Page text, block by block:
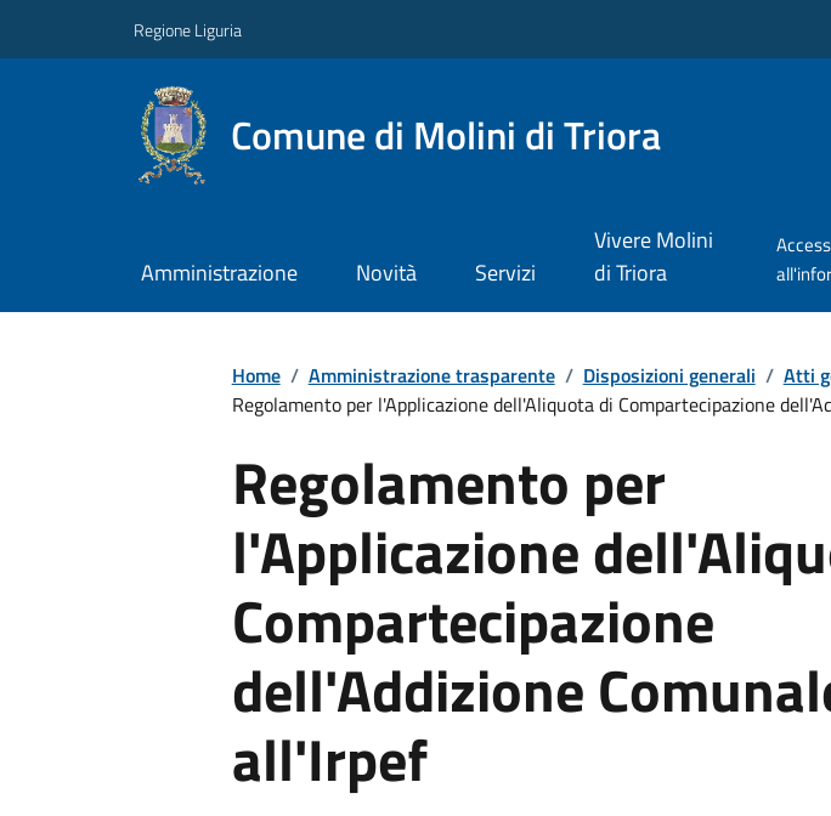
Regione Liguria
Comune di Molini di Triora
Amministrazione Novità Servizi
Vivere Molini
di Triora
Home / Amministrazione trasparente / Disposizioni generali / Atti
Regolamento per l'Applicazione dell'Aliquota di Compartecipazione
Regolamento per
l'Applicazione
Compartecipazione
dell'Addizione
all'Irpef